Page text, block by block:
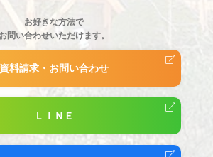
お好きな方法で
お問い合わせいただけます。
資料請求・お問い合わせ
ＬＩＮＥ